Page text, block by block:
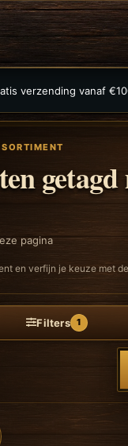
verzending vanaf
getagd
pagina
en verfijn je keuze met
Filters 1